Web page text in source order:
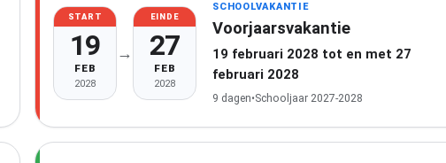
START
19
FEB
2028
→
EINDE
27
FEB
2028
SCHOOLVAKANTIE
Voorjaarsvakantie
19 februari 2028 tot en met 27
februari 2028
9 dagen•Schooljaar 2027-2028